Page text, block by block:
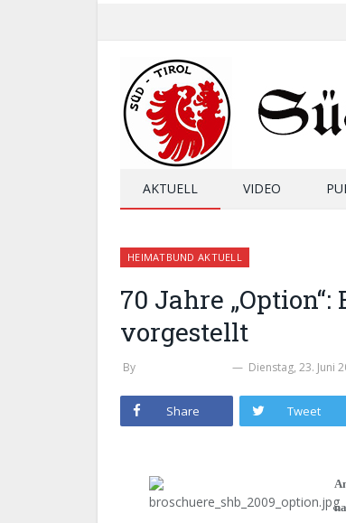
AKTUELL VIDEO
HEIMATBUND AKTUELL
70 Jahre
vorgestellt
By Dienstag, 23. Juni
Share Tweet